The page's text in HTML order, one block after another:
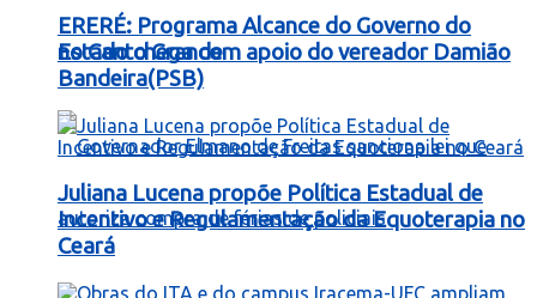
no Canto Grande
ERERÉ: Programa Alcance do Governo do
Estado chega com apoio do vereador Damião
Bandeira(PSB)
Juliana Lucena propõe Política Estadual de
Incentivo e Regulamentação da Equoterapia no
Ceará